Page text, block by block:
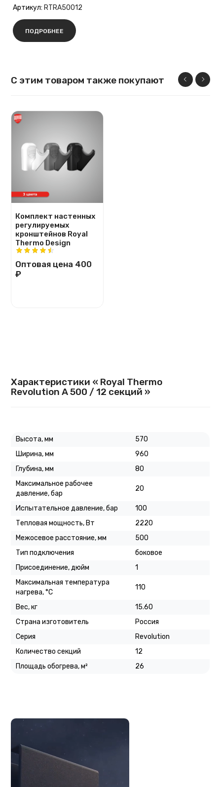
Артикул: RTRA50012
ПОДРОБНЕЕ
С этим товаром также покупают
Комплект настенных
регулируемых
кронштейнов Royal
Thermo Design
Оптовая цена 400
₽
Характеристики « Royal Thermo
Revolution A 500 / 12 секций »
Высота, мм
570
Ширина, мм
960
Глубина, мм
80
Максимальное рабочее
давление, бар
20
Испытательное давление, бар
100
Тепловая мощность, Вт
2220
Межосевое расстояние, мм
500
Тип подключения
боковое
Присоединение, дюйм
1
Максимальная температура
нагрева, °C
110
Вес, кг
15.60
Страна изготовитель
Россия
Серия
Revolution
Количество секций
12
Площадь обогрева, м²
26